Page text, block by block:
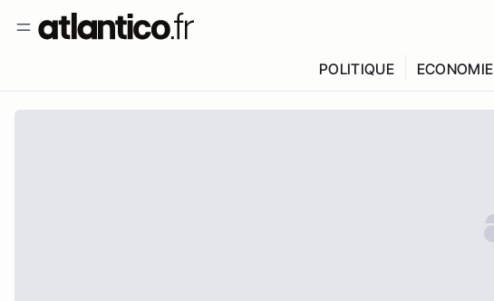
POLITIQUE ECONOMIE